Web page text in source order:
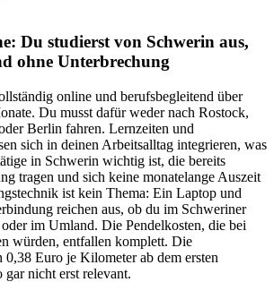
Du studierst von Schwerin aus,
ohne Unterbrechung
online und berufsbegleitend über
Du musst dafür weder nach Rostock,
Berlin fahren. Lernzeiten und
sich in deinen Arbeitsalltag integrieren, was
in Schwerin wichtig ist, die bereits
tragen und sich keine monatelange Auszeit
ist kein Thema: Ein Laptop und
reichen aus, ob du im Schweriner
im Umland. Die Pendelkosten, die bei
würden, entfallen komplett. Die
0,38 Euro je Kilometer ab dem ersten
nicht erst relevant.